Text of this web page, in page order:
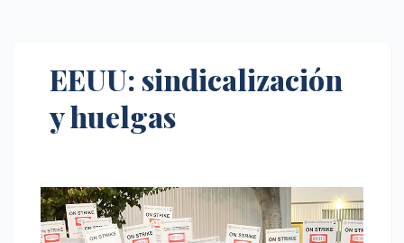
EEUU: sindicalización
y huelgas